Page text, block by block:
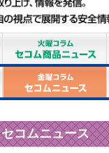
コムニュース